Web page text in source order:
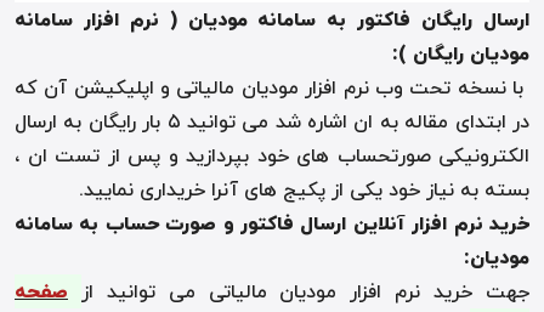
ارسال رایگان فاکتور به سامانه مودیان ( نرم افزار سامانه
مودیان رایگان ):
با نسخه تحت وب نرم افزار مودیان مالیاتی و اپلیکیشن آن که
در ابتدای مقاله به ان اشاره شد می توانید ۵ بار رایگان به ارسال
الکترونیکی صورتحساب های خود بپردازید و پس از تست ان ،
بسته به نیاز خود یکی از پکیج های آنرا خریداری نمایید.
خرید نرم افزار آنلاین ارسال فاکتور و صورت حساب به سامانه
مودیان:
جهت خرید نرم افزار مودیان مالیاتی می توانید از صفحه